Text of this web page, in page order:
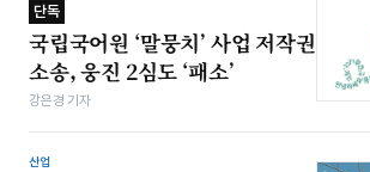
단독
국립국어원 ‘말뭉치’ 사업 저작권
소송, 웅진 2심도 ‘패소’
강은경 기자
산업